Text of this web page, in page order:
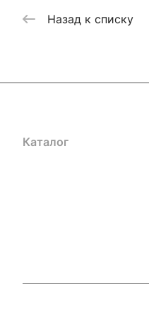
Назад к списку
Каталог